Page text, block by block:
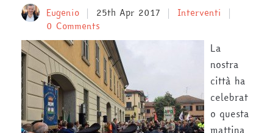
Eugenio 25th Apr 2017
Interventi
0 Comments
La
nostra
città ha
celebrat
o questa
mattina